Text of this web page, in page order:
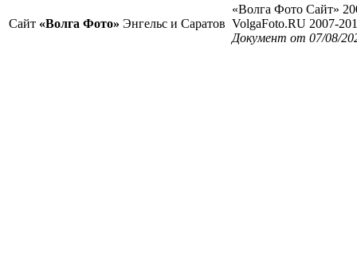
Сайт «Волга Фото» Энгельс и Саратов
«Волга Фото Сайт»
VolgaFoto.RU 2007-
Документ от 07/08/